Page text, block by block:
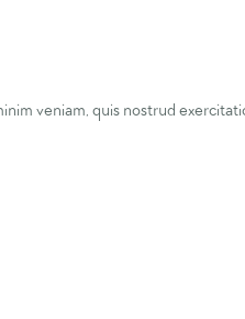
veniam, quis nostrud